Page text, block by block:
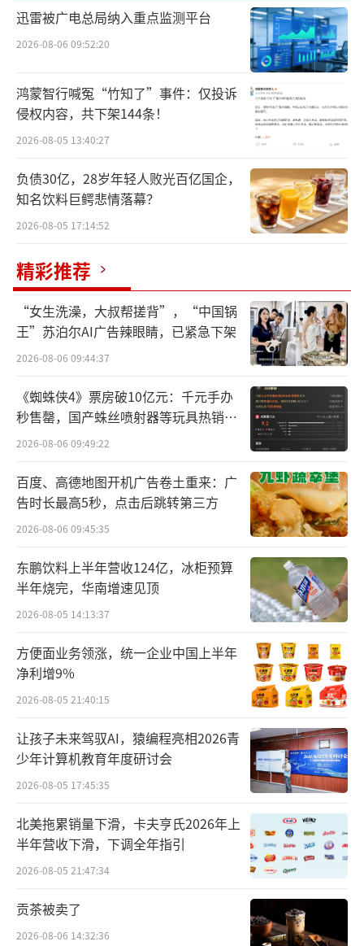
鳌头财经发现，百亚股份不仅研发费较
低，而且自由点以益生菌为产品卖点，这被消
费者认为是在收智商税，而且其专利权也并非
上市公司自主研发。
售价远高于同类产品
近期，有媒体报道显示，一位消费者网购
了一款名为自由点品牌的益生菌卫生巾，客服
宣称卫生巾中添加了对人体有益的益生菌成
“这是真有用还是伪科学，是收智商税
吗？”这位消费者忍不住发问。
益生菌卫生巾的具体功效是什么？
2024年半年报中，百亚股份介绍，公
司“益生菌系列”产品添加可改善女性私处环
境的专利益生菌LA88，该益生菌可平衡私处微
生态；“益生菌PRO+系列”产品表层添加天然
蚕丝，3D超导亲肤，添加专利女性益生菌LA88
+N13+益生元，促生私处有益菌、抑制私处有
害菌。
鳌头财经发现，上述两大系列均为百亚股
份品牌自由点旗下产品。
“我使用一段时间后并没觉得有啥作用，
但心里总感觉加了益生菌，可能有功效。”上
述消费者表示，这款卫生巾比普通卫生巾贵了
好多。
迅雷被广电总局纳入重点监测平台
2026-08-06 09:52:20
鸿蒙智行喊冤“竹知了”事件：仅投诉
侵权内容，共下架144条！
2026-08-05 13:40:27
负债30亿，28岁年轻人败光百亿国企，
知名饮料巨鳄悲情落幕？
2026-08-05 17:14:52
精彩推荐
“女生洗澡，大叔帮搓背”，“中国锅
王”苏泊尔AI广告辣眼睛，已紧急下架
2026-08-06 09:44:37
《蜘蛛侠4》票房破10亿元：千元手办
秒售罄，国产蛛丝喷射器等玩具热销海
外
2026-08-06 09:49:22
百度、高德地图开机广告卷土重来：广
告时长最高5秒，点击后跳转第三方
2026-08-06 09:45:35
东鹏饮料上半年营收124亿，冰柜预算
半年烧完，华南增速见顶
2026-08-05 14:13:37
方便面业务领涨，统一企业中国上半年
净利增9%
2026-08-05 21:40:15
让孩子未来驾驭AI，猿编程亮相2026青
少年计算机教育年度研讨会
2026-08-05 17:45:35
北美拖累销量下滑，卡夫亨氏2026年上
半年营收下滑，下调全年指引
2026-08-05 21:47:34
贡茶被卖了
2026-08-06 14:32:36